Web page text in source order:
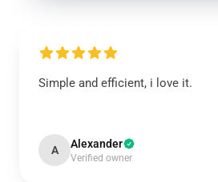
Simple and efficient, i love it.
A Alexander
Verified owner